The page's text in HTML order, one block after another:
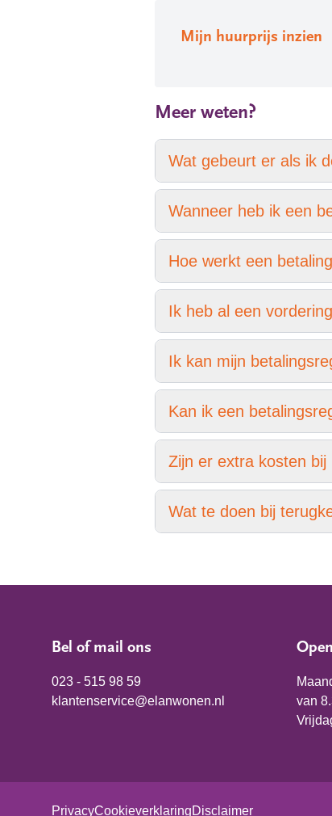
Mijn huurprijs inzien
Meer weten?
Wat gebeurt er als ik
Wanneer heb ik een
Hoe werkt een
Ik heb al een
Ik kan mijn
Kan ik een
Zijn er extra kosten
Wat te doen bij
Bel of mail ons
023 - 515 98 59
klantenservice@elanwonen.nl
van
PrivacyCookieverklaringDisclaimer